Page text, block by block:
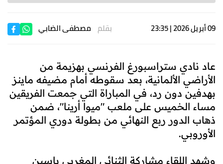
09 أبريل 2026 | 23:35 بقلم مصطفى الضابي
عاد نادي ستراسبورغ الفرنسي بهزيمة من
الأراضي الألمانية، بعد سقوطه أمام مضيفه ماينز
بهدفين دون رد، في المباراة التي جمعت الفريقين
مساء الخميس على ملعب "ميوا أرينا"، ضمن
ذهاب الدور ربع النهائي من بطولة دوري المؤتمر
الأوروبي.
وشهد اللقاء مشاركة الثنائي المغربي ياسين